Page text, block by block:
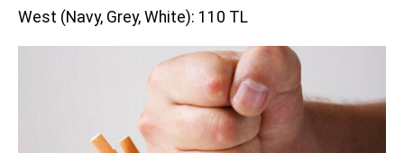
West (Navy, Grey, White): 110 TL